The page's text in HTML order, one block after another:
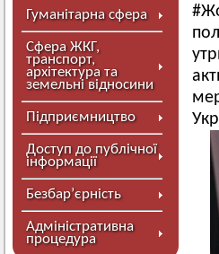
Гуманітарна сфера
Сфера ЖКГ,
транспорт,
архітектура та
земельні відносини
Підприємництво
Доступ до публічної
інформації
Безбар’єрність
Адміністративна
процедура